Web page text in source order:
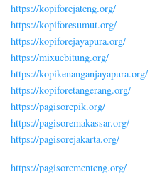
https://kopiforejateng.org/
https://kopiforesumut.org/
https://kopiforejayapura.org/
https://mixuebitung.org/
https://kopikenanganjayapura.org/
https://kopiforetangerang.org/
https://pagisorepik.org/
https://pagisoremakassar.org/
https://pagisorejakarta.org/
https://pagisorementeng.org/